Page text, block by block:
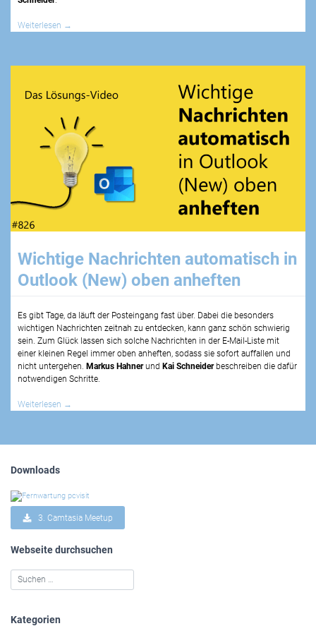
Weiterlesen →
Wichtige Nachrichten automatisch in
Outlook (New) oben anheften
Es gibt Tage, da läuft der Posteingang fast über. Dabei die besonders
wichtigen Nachrichten zeitnah zu entdecken, kann ganz schön schwierig
sein. Zum Glück lassen sich solche Nachrichten in der E-Mail-Liste mit
einer kleinen Regel immer oben anheften, sodass sie sofort auffallen und
nicht untergehen. Markus Hahnerund Kai Schneiderbeschreiben die dafür
notwendigen Schritte.
Weiterlesen →
Downloads
3. Camtasia Meetup
Webseite durchsuchen
Kategorien